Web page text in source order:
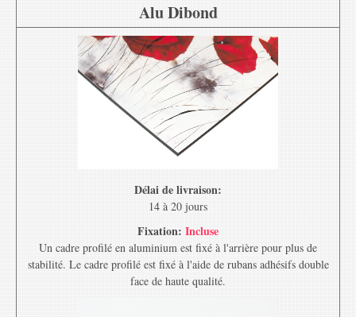
Alu Dibond
Délai de livraison:
14 à 20 jours
Fixation: Incluse
Un cadre profilé en aluminium est fixé à l'arrière pour plus de
stabilité. Le cadre profilé est fixé à l'aide de rubans adhésifs double
face de haute qualité.